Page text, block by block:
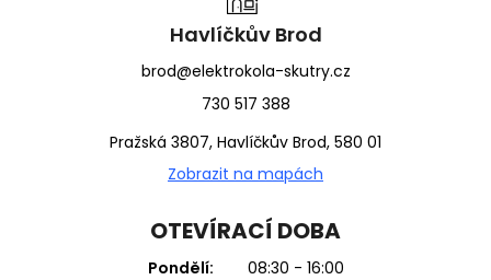
Havlíčkův Brod
brod@elektrokola-skutry.cz
730 517 388
Pražská 3807, Havlíčkův Brod, 580 01
Zobrazit na mapách
OTEVÍRACÍ DOBA
Pondělí:
08:30 - 16:00